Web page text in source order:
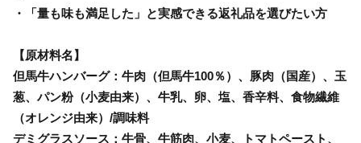
・「量も味も満足した」と実感できる返礼品を選びたい方
【原材料名】
但馬牛ハンバーグ：牛肉（但馬牛100％）、豚肉（国産）、玉
葱、パン粉（小麦由来）、牛乳、卵、塩、香辛料、食物繊維
（オレンジ由来）/調味料
デミグラスソース：牛骨、牛筋肉、小麦、トマトペースト、